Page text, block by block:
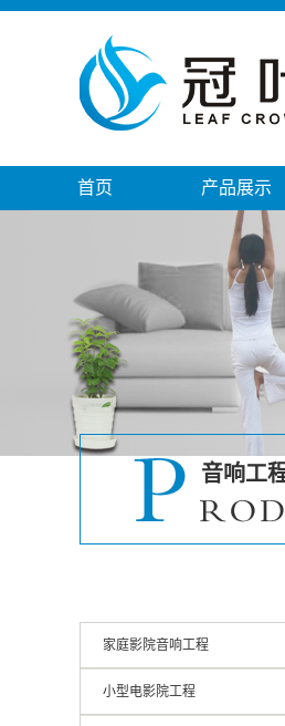
首页 产品展示
音箱系列
功放系列
话筒系列
调音台系列
线性阵列音箱
音响周边设备系
音响工
家庭影院音响工程
小型电影院工程